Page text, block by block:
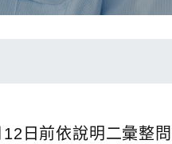
日前依說明二彙整